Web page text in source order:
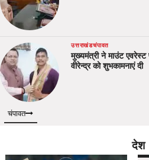
उत्तराखंडचंपावत
मुख्यमंत्री ने माउंट
वीरेन्द्र को शुभकामनाएं दी
चंपावत
देश